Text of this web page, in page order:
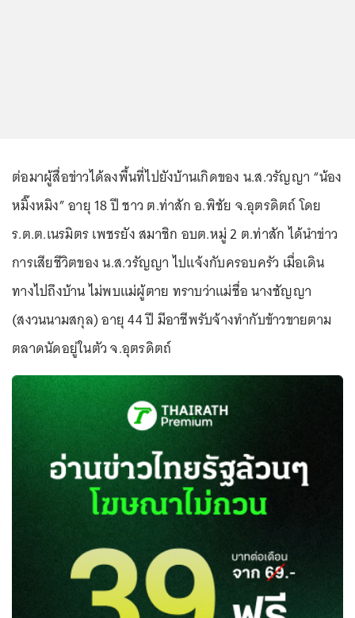
ต่อมาผู้สื่อข่าวได้ลงพื้นที่ไปยังบ้านเกิดของ น.ส.วรัญญา “น้อง
หมิ๊งหมิง” อายุ 18 ปี ชาว ต.ท่าสัก อ.พิชัย จ.อุตรดิตถ์ โดย
ร.ต.ต.เนรมิตร เพชรยัง สมาชิก อบต.หมู่ 2 ต.ท่าสัก ได้นำข่าว
การเสียชีวิตของ น.ส.วรัญญา ไปแจ้งกับครอบครัว เมื่อเดิน
ทางไปถึงบ้าน ไม่พบแม่ผู้ตาย ทราบว่าแม่ชื่อ นางชัญญา
(สงวนนามสกุล) อายุ 44 ปี มีอาชีพรับจ้างทำกับข้าวขายตาม
ตลาดนัดอยู่ในตัว จ.อุตรดิตถ์